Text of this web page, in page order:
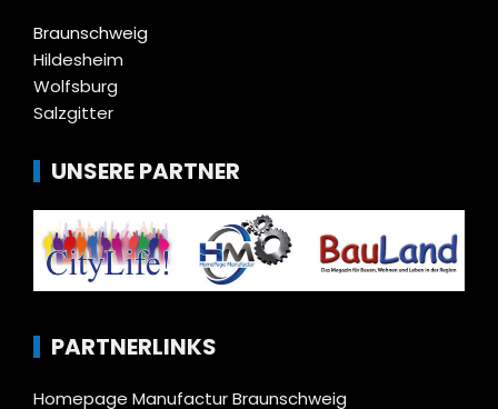
Braunschweig
Hildesheim
Wolfsburg
Salzgitter
UNSERE PARTNER
PARTNERLINKS
Homepage Manufactur Braunschweig